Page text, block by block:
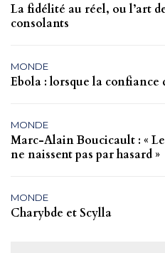
La fidélité au réel, ou l’art
consolants
MONDE
Ebola : lorsque la confiance
MONDE
Marc-Alain Boucicault : «
ne naissent pas par hasard »
MONDE
Charybde et Scylla